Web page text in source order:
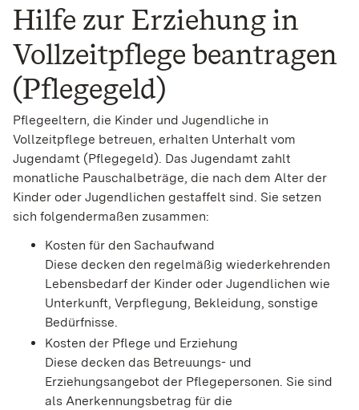
Hilfe zur Erziehung in
Vollzeitpflege beantragen
(Pflegegeld)
Pflegeeltern, die Kinder und Jugendliche in
Vollzeitpflege betreuen, erhalten Unterhalt vom
Jugendamt (Pflegegeld). Das Jugendamt zahlt
monatliche Pauschalbeträge, die nach dem Alter der
Kinder oder Jugendlichen gestaffelt sind. Sie setzen
sich folgendermaßen zusammen:
Kosten für den Sachaufwand
Diese decken den regelmäßig wiederkehrenden
Lebensbedarf der Kinder oder Jugendlichen wie
Unterkunft, Verpflegung, Bekleidung, sonstige
Bedürfnisse.
Kosten der Pflege und Erziehung
Diese decken das Betreuungs- und
Erziehungsangebot der Pflegepersonen. Sie sind
als Anerkennungsbetrag für die